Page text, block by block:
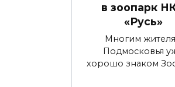
в зоопарк
«Русь»
Многим
Подмосковья
хорошо знаком